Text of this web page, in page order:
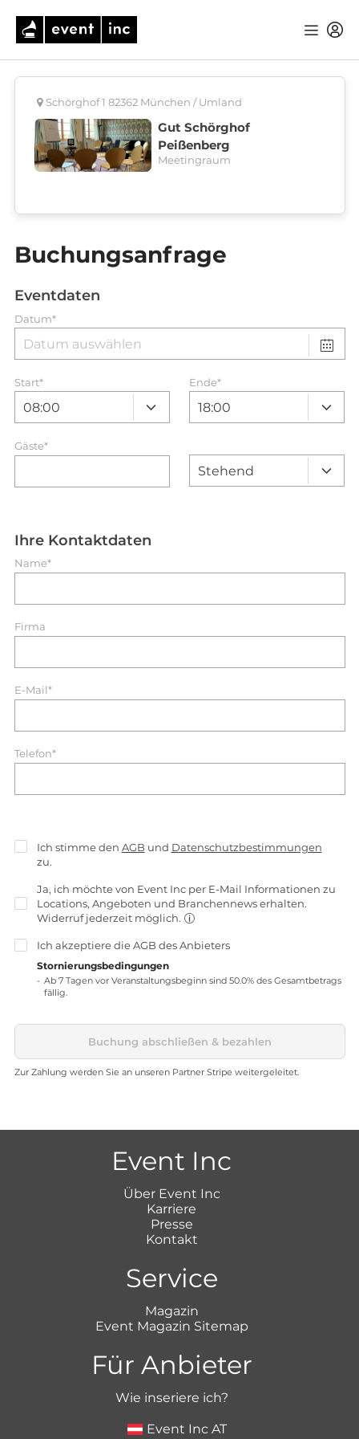
Schörghof 1 82362 München / Umland
Gut Schörghof
Peißenberg
Meetingraum
Buchungsanfrage
Eventdaten
Datum*
Start* Ende*
Gäste*
Ihre Kontaktdaten
Name*
Firma
E-Mail*
Telefon*
Ich stimme den AGB und Datenschutzbestimmungen
zu.
Ja, ich möchte von Event Inc per E-Mail Informationen zu
Locations, Angeboten und Branchennews erhalten.
Widerruf jederzeit möglich.
Ich akzeptiere dieAGB des Anbieters
Stornierungsbedingungen
Ab 7 Tagen vor Veranstaltungsbeginn sind 50.0% des Gesamtbetrags
fällig.
Buchung abschließen & bezahlen
Zur Zahlung werden Sie an unseren Partner Stripe weitergeleitet.
Event Inc
Über Event Inc
Karriere
Presse
Kontakt
Service
Magazin
Event Magazin Sitemap
Für Anbieter
Wie inseriere ich?
Event Inc AT